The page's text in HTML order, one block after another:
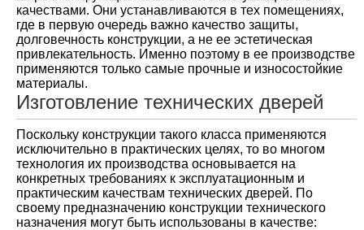
качествами. Они устанавливаются в тех помещениях,
где в первую очередь важно качество защиты,
долговечность конструкции, а не ее эстетическая
привлекательность. Именно поэтому в ее производстве
применяются только самые прочные и износостойкие
материалы.
Изготовление технических дверей
Поскольку конструкции такого класса применяются
исключительно в практических целях, то во многом
технология их производства основывается на
конкретных требованиях к эксплуатационным и
практическим качествам технических дверей. По
своему предназначению конструкции технического
назначения могут быть использованы в качестве: